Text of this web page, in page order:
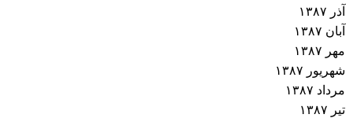
آذر ۱۳۸۷
آبان ۱۳۸۷
مهر ۱۳۸۷
شهریور ۱۳۸۷
مرداد ۱۳۸۷
تیر ۱۳۸۷